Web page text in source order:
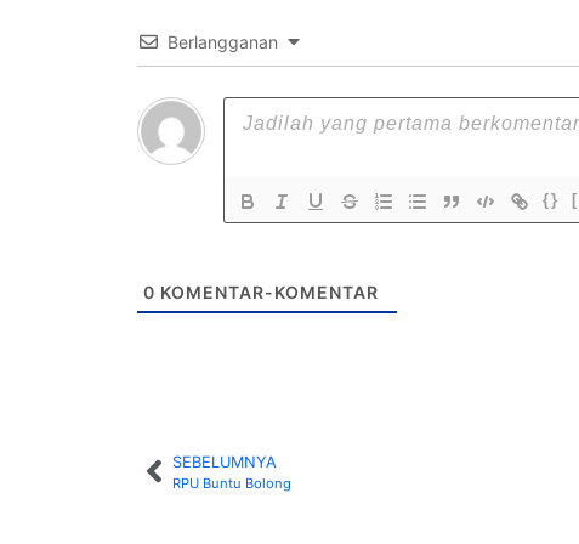
Berlangganan
{}
0 KOMENTAR-KOMENTAR
SEBELUMNYA
RPU Buntu Bolong